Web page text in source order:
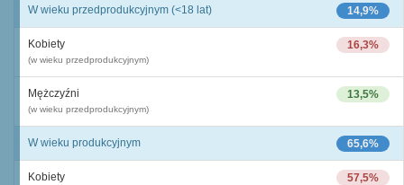
14,9%
W wieku przedprodukcyjnym (<18 lat)
16,3%
Kobiety
(w wieku przedprodukcyjnym)
13,5%
Mężczyźni
(w wieku przedprodukcyjnym)
65,6%
W wieku produkcyjnym
57,5%
Kobiety